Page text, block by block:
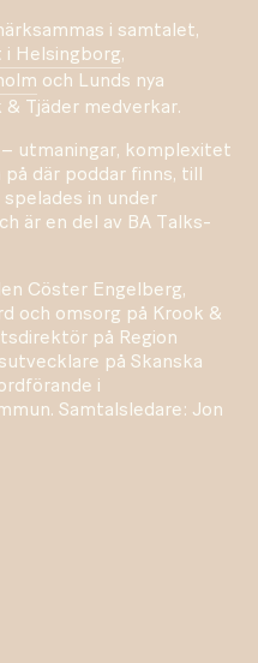
i samtalet,
i Helsingborg,
och Lunds nya
Tjäder medverkar.
utmaningar, komplexitet
där poddar finns, till
spelades in under
är en del av BA Talks-
Cöster Engelberg,
och omsorg på Krook &
på Region
på Skanska
i
Samtalsledare: Jon